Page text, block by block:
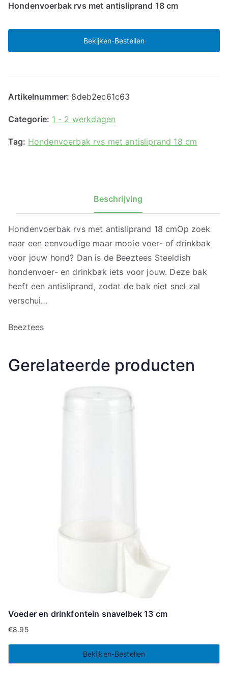
Hondenvoerbak rvs met antisliprand 18 cm
Bekijken-Bestellen
Artikelnummer: 8deb2ec61c63
Categorie: 1 - 2 werkdagen
Tag: Hondenvoerbak rvs met antisliprand 18 cm
Beschrijving
Hondenvoerbak rvs met antisliprand 18 cmOp zoek
naar een eenvoudige maar mooie voer- of drinkbak
voor jouw hond? Dan is de Beeztees Steeldish
hondenvoer- en drinkbak iets voor jouw. Deze bak
heeft een antisliprand, zodat de bak niet snel zal
verschui…
Beeztees
Gerelateerde producten
Voeder en drinkfontein snavelbek 13 cm
€8.95
Bekijken-Bestellen